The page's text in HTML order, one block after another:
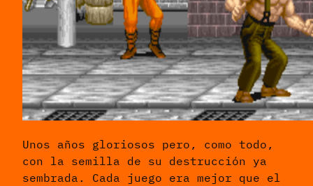
Unos años gloriosos pero, como todo,
con la semilla de su destrucción ya
sembrada. Cada juego era mejor que el